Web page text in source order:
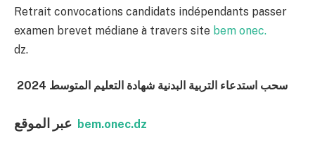
Retrait convocations candidats indépendants passer
examen brevet médiane à travers site bem onec.
dz.
bem.onec.dz